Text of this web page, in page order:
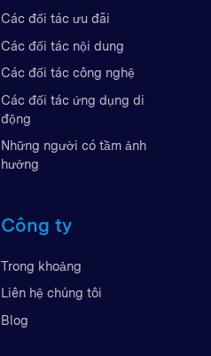
Các đối tác ưu đãi
Các đối tác nội dung
Các đối tác công nghệ
Các đối tác ứng dụng di
động
Những người có tầm ảnh
hưởng
Công ty
Trong khoảng
Liên hệ chúng tôi
Blog